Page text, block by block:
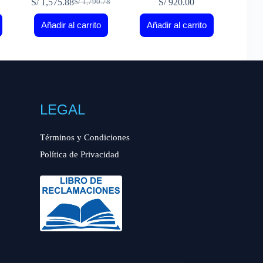
S/1,790.78
El
precio
original
era:
El
precio
actual
es:
Añadir al carrito Añadir al carrito
LEGAL
Términos y Condiciones
Política de Privacidad